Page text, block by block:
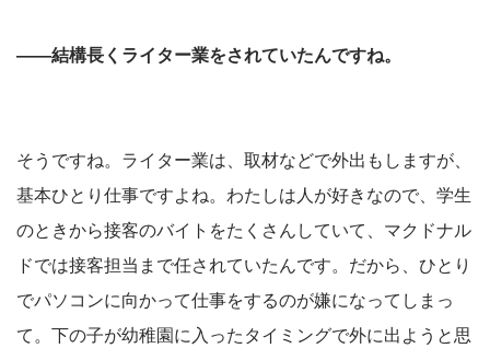
――結構長くライター業をされていたんですね。
そうですね。ライター業は、取材などで外出もしますが、
基本ひとり仕事ですよね。わたしは人が好きなので、学生
のときから接客のバイトをたくさんしていて、マクドナル
ドでは接客担当まで任されていたんです。だから、ひとり
でパソコンに向かって仕事をするのが嫌になってしまっ
て。下の子が幼稚園に入ったタイミングで外に出ようと思